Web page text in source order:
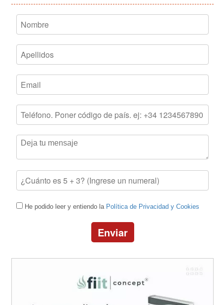
He podido leer y entiendo la Política de Privacidad y Cookies
Enviar